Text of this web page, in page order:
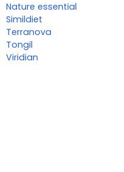
Nature essential
Simildiet
Terranova
Tongil
Viridian